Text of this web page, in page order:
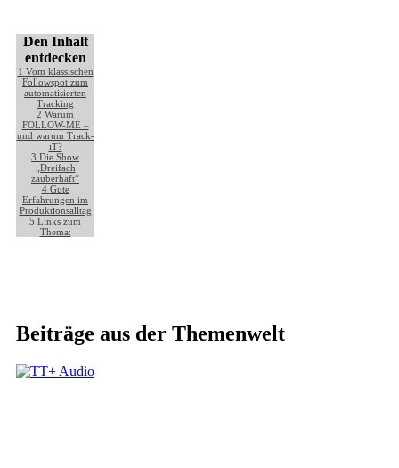
Den Inhalt
entdecken
1 Vom klassischen
Followspot zum
automatisierten
Tracking
2 Warum
FOLLOW-ME –
und warum Track-
iT?
3 Die Show
„Dreifach
zauberhaft“
4 Gute
Erfahrungen im
Produktionsalltag
5 Links zum
Thema:
Beiträge aus der Themenwelt